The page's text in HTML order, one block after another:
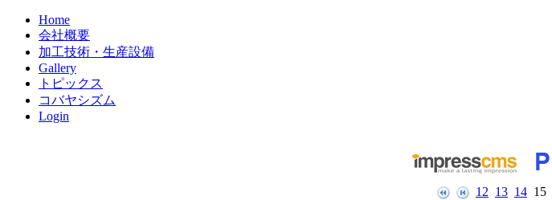
Home
会社概要
加工技術・生産設備
Gallery
トピックス
コバヤシズム
Login
12 13 14 15